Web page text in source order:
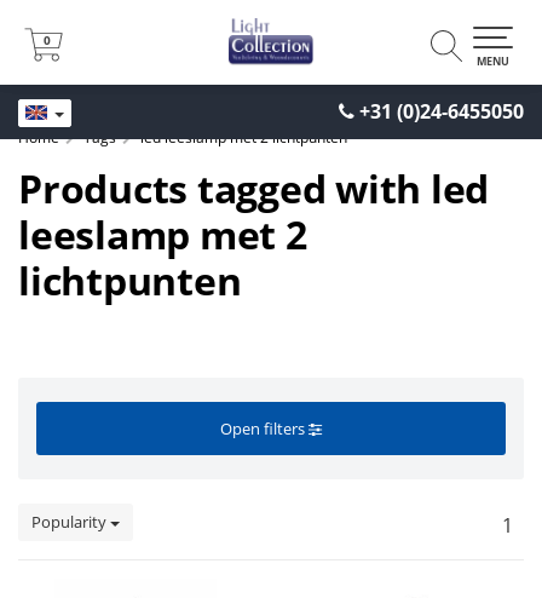
+31 (0)24-6455050
0
0
MENU
Home Tags led leeslamp met 2 lichtpunten
Products tagged with led
leeslamp met 2
lichtpunten
Open filters
Popularity 1